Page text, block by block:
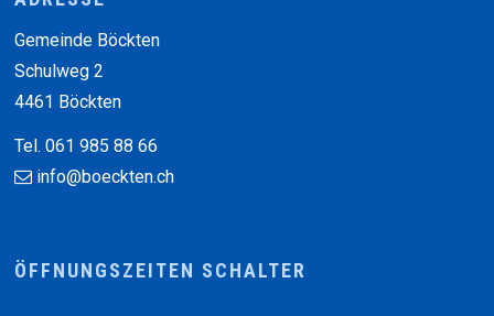
Gemeinde Böckten
Schulweg 2
4461 Böckten
Tel. 061 985 88 66
info@boeckten.ch
ÖFFNUNGSZEITEN SCHALTER